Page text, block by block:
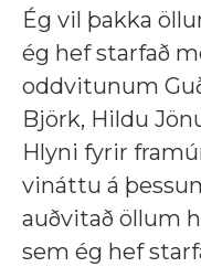
Ég vil þakka
ég hef starfað
oddvitunum
Björk, Hildu
Hlyni fyrir
vináttu á
auðvitað öllum
sem ég hef